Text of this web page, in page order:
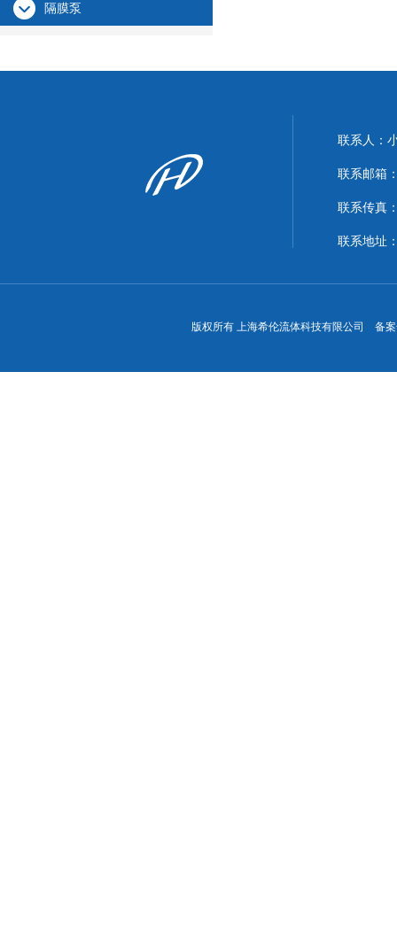
隔膜泵
联系人：
联系邮箱
联系传真
联系地址
版权所有 上海希伦流体科技有限公司 备